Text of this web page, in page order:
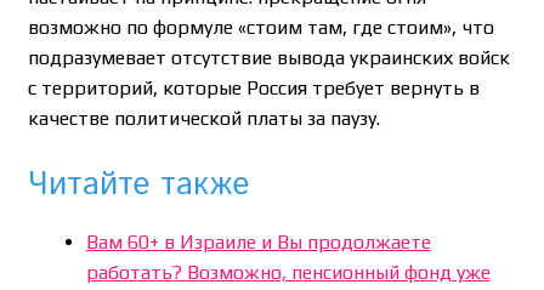
возможно по формуле «стоим там, где стоим», что
подразумевает отсутствие вывода украинских войск
с территорий, которые Россия требует вернуть в
качестве политической платы за паузу.
Читайте также
Вам 60+ в Израиле и Вы продолжаете
работать? Возможно, пенсионный фонд уже